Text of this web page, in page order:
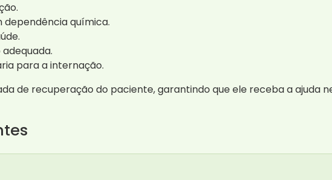
dependência química.
para a internação.
de recuperação do paciente, garantindo que ele receba a ajuda